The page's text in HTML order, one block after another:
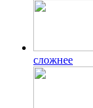
сложнее